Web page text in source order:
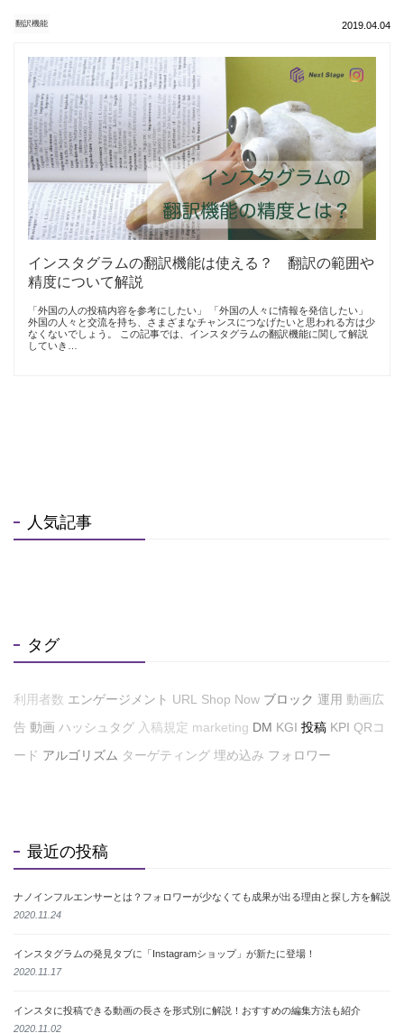
翻訳機能 2019.04.04
インスタグラムの翻訳機能は使える？ 翻訳の範囲や
精度について解説
「外国の人の投稿内容を参考にしたい」 「外国の人々に情報を発信したい」
外国の人々と交流を持ち、さまざまなチャンスにつなげたいと思われる方は少
なくないでしょう。 この記事では、インスタグラムの翻訳機能に関して解説
していき…
人気記事
タグ
利用者数 エンゲージメント URL Shop Now ブロック 運用 動画広
告 動画 ハッシュタグ 入稿規定 marketing DM KGI 投稿 KPI QRコ
ード アルゴリズム ターゲティング 埋め込み フォロワー
最近の投稿
ナノインフルエンサーとは？フォロワーが少なくても成果が出る理由と探し方を解説
2020.11.24
インスタグラムの発見タブに「Instagramショップ」が新たに登場！
2020.11.17
インスタに投稿できる動画の長さを形式別に解説！おすすめの編集方法も紹介
2020.11.02